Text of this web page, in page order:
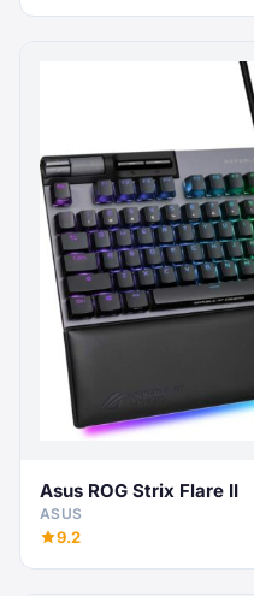
Asus ROG Strix Flare II
ASUS
9.2